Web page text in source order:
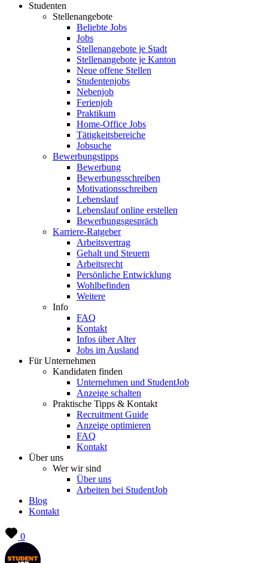
Studenten
Stellenangebote
Beliebte Jobs
Jobs
Stellenangebote je Stadt
Stellenangebote je Kanton
Neue offene Stellen
Studentenjobs
Nebenjob
Ferienjob
Praktikum
Home-Office Jobs
Tätigkeitsbereiche
Jobsuche
Bewerbungstipps
Bewerbung
Bewerbungsschreiben
Motivationsschreiben
Lebenslauf
Lebenslauf online erstellen
Bewerbungsgespräch
Karriere-Ratgeber
Arbeitsvertrag
Gehalt und Steuern
Arbeitsrecht
Persönliche Entwicklung
Wohlbefinden
Weitere
Info
FAQ
Kontakt
Infos über Alter
Jobs im Ausland
Für Unternehmen
Kandidaten finden
Unternehmen und StudentJob
Anzeige schalten
Praktische Tipps & Kontakt
Recruitment Guide
Anzeige optimieren
FAQ
Kontakt
Über uns
Wer wir sind
Über uns
Arbeiten bei StudentJob
Blog
Kontakt
0